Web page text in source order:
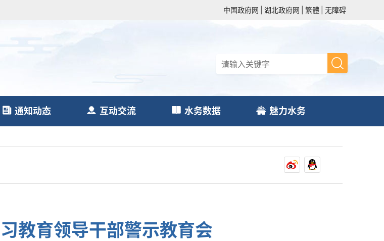
中国政府网 湖北政府网 繁體 无障碍
通知动态 互动交流 水务数据 魅力水务
教育领导干部警示教育会